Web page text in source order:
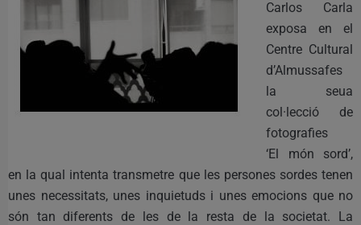
Carlos Carla
exposa en el
Centre Cultural
d’Almussafes
la seua
col·lecció de
fotografies
‘El món sord’,
en la qual intenta transmetre que les persones sordes tenen
unes necessitats, unes inquietuds i unes emocions que no
són tan diferents de les de la resta de la societat. La